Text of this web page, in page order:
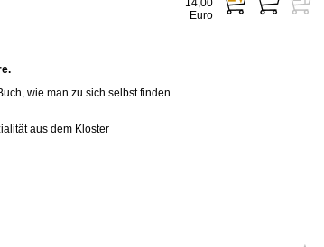
wie man zu sich selbst finden
aus dem Kloster
14,00
Euro